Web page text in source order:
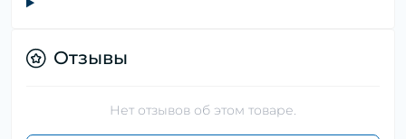
Отзывы
Нет отзывов об этом товаре.